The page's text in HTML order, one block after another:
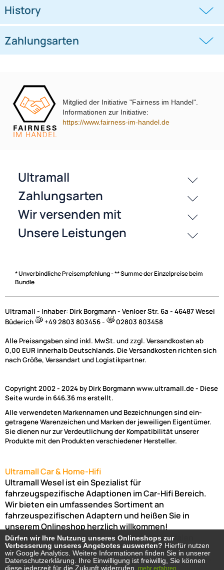
Lenkradfernbedienungsadapter
Lenkradfernbedienungsadapter
History
Zahlungsarten
Mitglied der Initiative "Fairness im Handel".
Informationen zur Initiative:
https://www.fairness-im-handel.de
* Unverbindliche Preisempfehlung - ** Summe der Einzelpreise beim
Bundle
Ultramall - Inhaber: Dirk Borgmann - Venloer Str. 6a - 46487 Wesel
Büderich
+49 2803 803456 - 02803 803458
Alle Preisangaben sind inkl. MwSt. und zzgl. Versandkosten ab
0,00 EUR innerhalb Deutschlands. Die Versandkosten richten sich
nach Größe, Versandart und Logistikpartner.
Copyright 2002 - 2024 by Dirk Borgmann www.ultramall.de - Diese
Seite wurde in 646.36 ms erstellt.
Alle verwendeten Markennamen und Bezeichnungen sind ein-
getragene Warenzeichen und Marken der jeweiligen Eigentümer.
Sie dienen nur zur Verdeutlichung der Kompatibilität unserer
Produkte mit den Produkten verschiedener Hersteller.
Ultramall Car & Home-Hifi
Ultramall Wesel ist ein Spezialist für
fahrzeugspezifische Adaptionen im Car-Hifi Bereich.
Wir bieten ein umfassendes Sortiment an
fahrzeuspezifischen Adaptern und heißen Sie in
unserem Onlineshop herzlich willkommen!
Venloer Str. 6a46487 WeselNordrhein-Westfalen
Telefon:02803-803456Bürozeiten: Montag-Freitag:
(Abholung nur nach Vereinbarung möglich!)8:00 Uhr -
Dürfen wir Ihre Nutzung unseres Onlineshops zur
Verbesserung unseres Angebotes auswerten? Hierfür nutzen
wir Google Analytics. Weitere Informationen finden Sie in unserer
Datenschutzerklärung. Ihre Einwilligung ist freiwillig, Sie können
diese jederzeit für die Zukunft widerrufen.
mehr erfahren
Dürfen wir Ihre Nutzung unseres Onlineshops zur
Verbesserung unseres Angebotes auswerten? Hierfür nutzen
wir Google Analytics. Weitere Informationen finden Sie in unserer
Datenschutzerklärung. Ihre Einwilligung ist freiwillig, Sie können
diese jederzeit für die Zukunft widerrufen.
mehr erfahren